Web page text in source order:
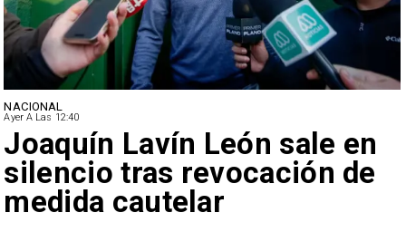
NACIONAL
Ayer A Las 12:40
Joaquín Lavín León sale en
silencio tras revocación de
medida cautelar